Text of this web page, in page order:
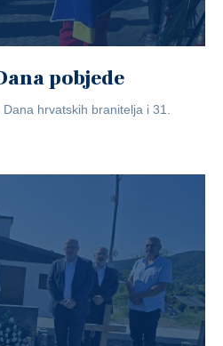
pobjede
hrvatskih branitelja i 31.